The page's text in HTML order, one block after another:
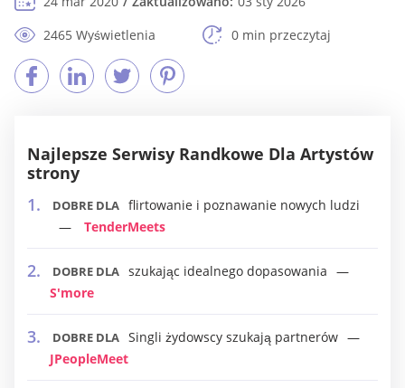
2465 Wyświetlenia
0 min przeczytaj
Najlepsze Serwisy Randkowe Dla Artystów
strony
DOBRE DLA flirtowanie i poznawanie nowych ludzi
TenderMeets
DOBRE DLA szukając idealnego dopasowania
S'more
DOBRE DLA Singli żydowscy szukają partnerów
JPeopleMeet